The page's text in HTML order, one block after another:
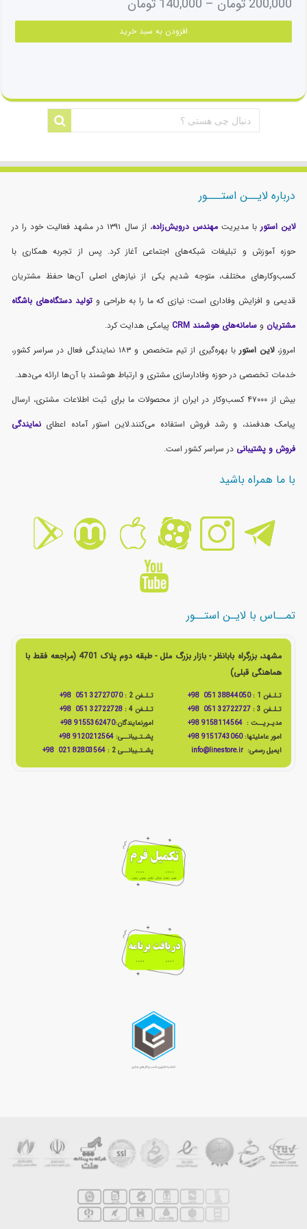
200,000 تومان –
140,000 تومان
range:
140,000 تومان
افزودن به سبد خرید
می
درباره لایــن استـــور
لاین استور با مدیریتمهندس درویش‌زاده
، از سال ۱۳۹۱ در مشهد فعالیت خود را در
حوزه آموزش و تبلیغات شبکه‌های اجتماعی آغاز کرد. پس از تجربه همکاری با
کسب‌وکارهای مختلف، متوجه شدیم یکی از نیازهای اصلی آن‌ها حفظ مشتریان
قدیمی و افزایش وفاداری است؛ نیازی که ما را به طراحی وتولید دستگاه‌های باشگاه
مشتریان وسامانه‌های هوشمند CRM
پیامکی هدایت کرد.
امروز،لاین استور
با بهره‌گیری از تیم متخصص و ۱۸۳ نمایندگی فعال در سراسر کشور،
خدمات تخصصی در حوزه وفادارسازی مشتری و ارتباط هوشمند با آن‌ها ارائه می‌دهد.
بیش از ۴۷۰۰۰ کسب‌وکار در ایران از محصولات ما برای ثبت اطلاعات مشتری، ارسال
پیامک هدفمند، و رشد فروش استفاده می‌کنند.لاین استور آماده اعطای نمایندگی
فروش و پشتیبانی در سراسر کشور است.
با ما همراه باشید
تمــاس با لایـن استــور
مشهد، بزرگراه بابانظر - بازار بزرگ ملل - طبقه دوم پلاک 4701 (مراجعه فقط با
هماهنگی قبلی)
تـلـفن 1 : 38844050 051 98+ تـلـفن 2 :
32727070 051 98+
تـلـفن 3 :
32722727 051 98+ تـلـفن 4 :
32722728 051 98+
مدیـریــت :9158114564 98+ امورنمایندگان:9155362470 98+
امور عاملیتها:9151743060 98+ پشـتـیبانــی: 9120212564 98+
ایمیل رسمی: info@linestore.ir پشـتـیبانــی 2 : 82803564 021 98+